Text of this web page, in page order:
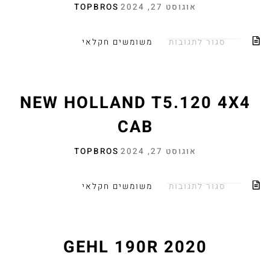
אוגוסט 27, 2024 TOPBROS
סגור לתגובות משומשים חקלאי
NEW HOLLAND T5.120 4X4
CAB
אוגוסט 27, 2024 TOPBROS
סגור לתגובות משומשים חקלאי
GEHL 190R 2020